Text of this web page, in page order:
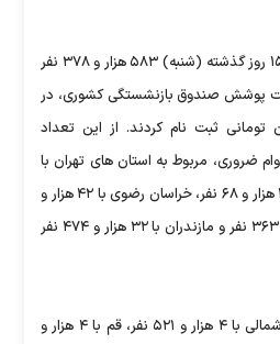
به گزارش ایسنا، تا ساعت ۱۵:۴۵ روز گذشته (شنبه) ۵۸۳ هزار و ۳۷۸ نفر
پوشش صندوق بازنشستگی کشوری، در
ضروری ۴ میلیون تومانی ثبت نام کردند. از این تعداد
ضروری، مربوط به استان های تهران با
۱۰۳ هزار و ۴۷ نفر، فارس با ۴۴ هزار و ۶۸ نفر، خراسان رضوی با ۴۲ هزار و
۷۷۱ نفر، اصفهان با ۳۹ هزار و ۳۶۳ نفر و مازندران با ۳۲ هزار و ۴۷۴ نفر
همچنین استان های خراسان شمالی با ۴ هزار و ۵۲۱ نفر، قم با ۴ هزار و